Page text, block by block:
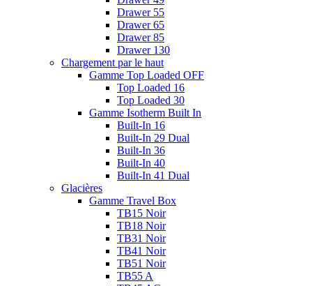
Drawer 55
Drawer 65
Drawer 85
Drawer 130
Chargement par le haut
Gamme Top Loaded OFF
Top Loaded 16
Top Loaded 30
Gamme Isotherm Built In
Built-In 16
Built-In 29 Dual
Built-In 36
Built-In 40
Built-In 41 Dual
Glacières
Gamme Travel Box
TB15 Noir
TB18 Noir
TB31 Noir
TB41 Noir
TB51 Noir
TB55 A